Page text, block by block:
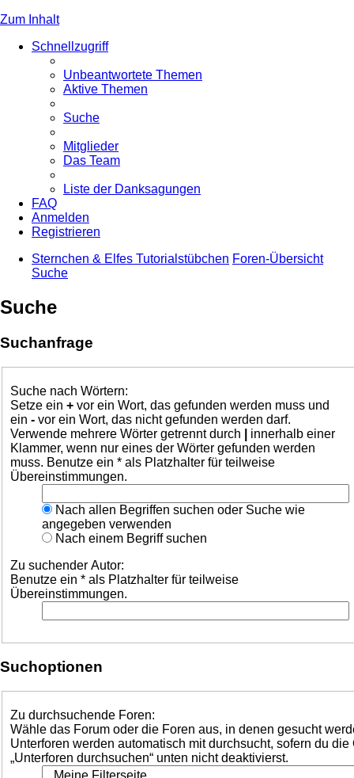
Zum Inhalt
Schnellzugriff
Unbeantwortete Themen
Aktive Themen
Suche
Mitglieder
Das Team
Liste der Danksagungen
FAQ
Anmelden
Registrieren
Sternchen & Elfes Tutorialstübchen Foren-Übersicht
Suche
Suche
Suchanfrage
Suche nach Wörtern:
Setze ein + vor ein Wort, das gefunden werden muss und
ein - vor ein Wort, das nicht gefunden werden darf.
Verwende mehrere Wörter getrennt durch
innerhalb einer
Klammer, wenn nur eines der Wörter gefunden werden
muss. Benutze ein * als Platzhalter für teilweise
Übereinstimmungen.
Nach allen Begriffen suchen oder Suche wie
angegeben verwenden
Nach einem Begriff suchen
Zu suchender Autor:
Benutze ein * als Platzhalter für teilweise
Übereinstimmungen.
Suchoptionen
Zu durchsuchende Foren:
Wähle das Forum oder die Foren aus, in denen gesucht
Unterforen werden automatisch mit durchsucht, sofern du die
„Unterforen durchsuchen“ unten nicht deaktivierst.